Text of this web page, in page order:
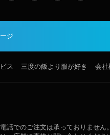
ジ
ス 三度の飯より服が好き 会社
話でのご注文は承っておりません